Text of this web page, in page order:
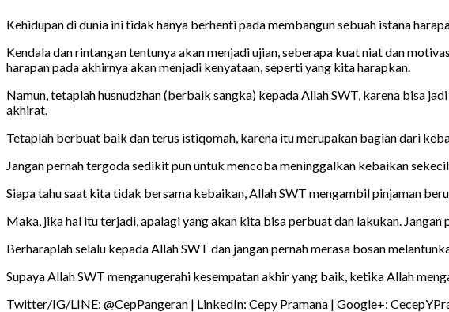
Kehidupan di dunia ini tidak hanya berhenti pada membangun sebuah istana
Kendala dan rintangan tentunya akan menjadi ujian, seberapa kuat niat dan
harapan pada akhirnya akan menjadi kenyataan, seperti yang kita harapkan.
Namun, tetaplah husnudzhan (berbaik sangka) kepada Allah SWT, karena bisa
akhirat.
Tetaplah berbuat baik dan terus istiqomah, karena itu merupakan bagian dari
Jangan pernah tergoda sedikit pun untuk mencoba meninggalkan kebaikan
Siapa tahu saat kita tidak bersama kebaikan, Allah SWT mengambil pinjaman
Maka, jika hal itu terjadi, apalagi yang akan kita bisa perbuat dan lakukan.
Berharaplah selalu kepada Allah SWT dan jangan pernah merasa bosan
Supaya Allah SWT menganugerahi kesempatan akhir yang baik, ketika Allah
Twitter/IG/LINE: @CepPangeran | LinkedIn: Cepy Pramana | Google+: